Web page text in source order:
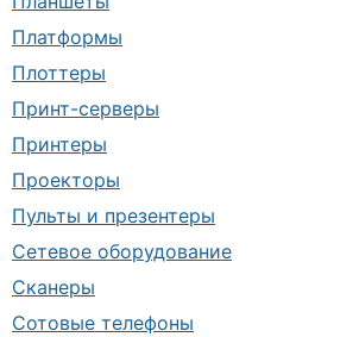
Платформы
Плоттеры
Принт-серверы
Принтеры
Проекторы
Пульты и презентеры
Сетевое оборудование
Сканеры
Сотовые телефоны